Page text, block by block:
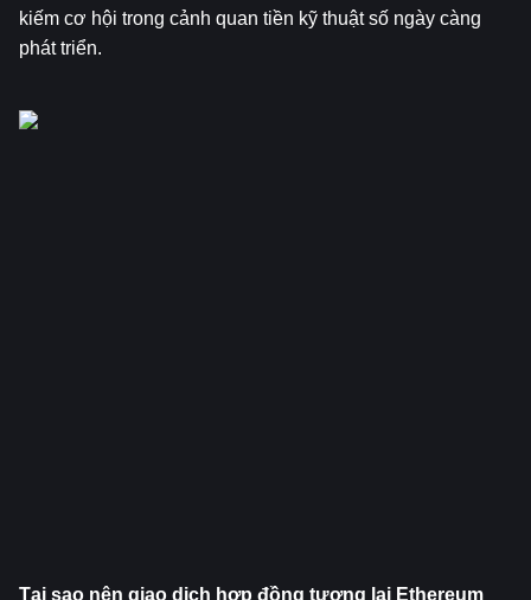
kiếm cơ hội trong cảnh quan tiền kỹ thuật số ngày càng
phát triển.
Tại sao nên giao dịch hợp đồng tương lai Ethereum